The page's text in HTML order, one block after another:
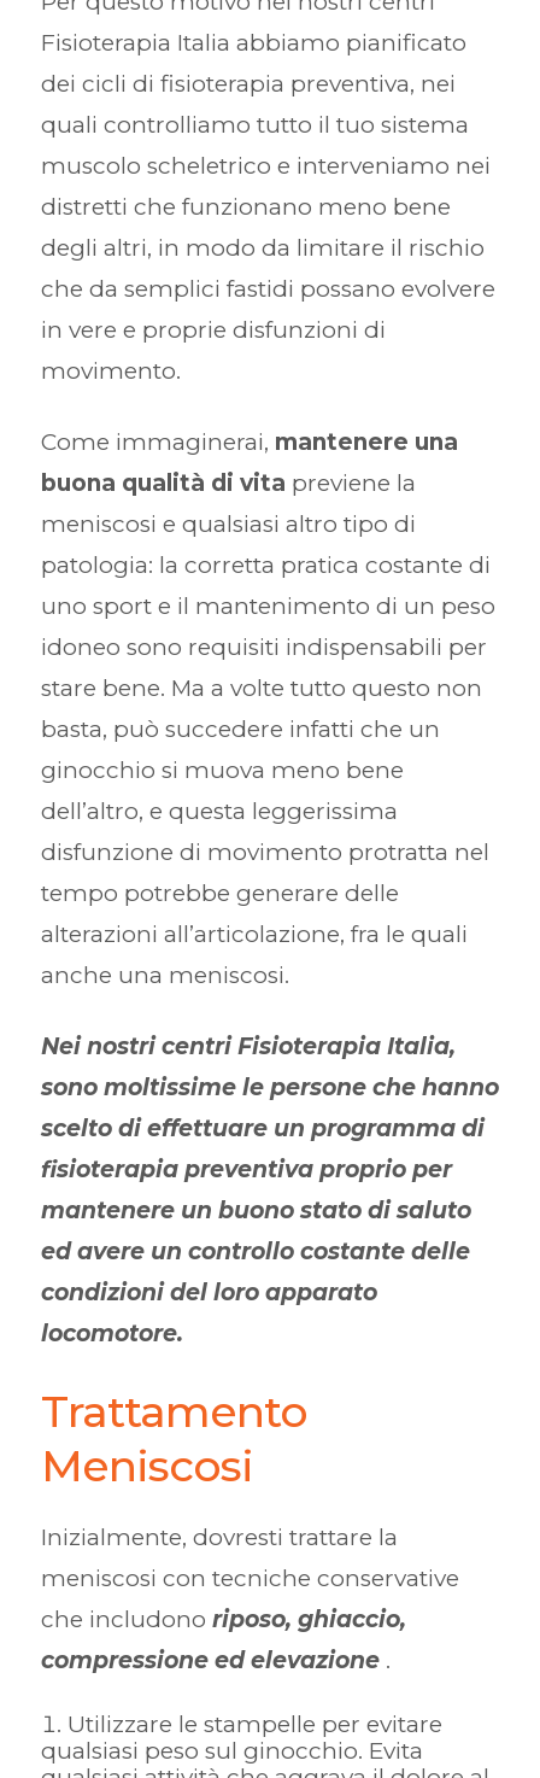
Fisioterapia Italia abbiamo pianificato
dei cicli di fisioterapia preventiva, nei
quali controlliamo tutto il tuo sistema
muscolo scheletrico e interveniamo nei
distretti che funzionano meno bene
degli altri, in modo da limitare il rischio
che da semplici fastidi possano evolvere
in vere e proprie disfunzioni di
movimento.
Come immaginerai, mantenere una
buona qualità di vita previene la
meniscosi e qualsiasi altro tipo di
patologia: la corretta pratica costante di
uno sport e il mantenimento di un peso
idoneo sono requisiti indispensabili per
stare bene. Ma a volte tutto questo non
basta, può succedere infatti che un
ginocchio si muova meno bene
dell’altro, e questa leggerissima
disfunzione di movimento protratta nel
tempo potrebbe generare delle
alterazioni all’articolazione, fra le quali
anche una meniscosi.
Nei nostri centri Fisioterapia Italia,
sono moltissime le persone che hanno
scelto di effettuare un programma di
fisioterapia preventiva proprio per
mantenere un buono stato di saluto
ed avere un controllo costante delle
condizioni del loro apparato
locomotore.
Trattamento
Meniscosi
Inizialmente, dovresti trattare la
meniscosi con tecniche conservative
che includono riposo, ghiaccio,
compressione ed elevazione.
Utilizzare le stampelle per evitare
qualsiasi peso sul ginocchio. Evita